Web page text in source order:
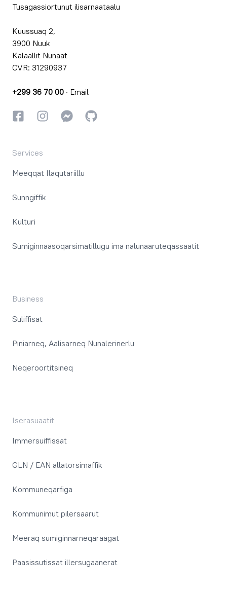
Tusagassiortunut ilisarnaataalu
Kuussuaq 2,
3900 Nuuk
Kalaallit Nunaat
CVR: 31290937
+299 36 70 00 · Email
FacebookkiInstagrammiInstagrammi
GitHub
Services
Meeqqat Ilaqutariillu
Sunngiffik
Kulturi
Sumiginnaasoqarsimatillugu ima nalunaaruteqassaatit
Business
Suliffisat
Piniarneq, Aalisarneq Nunalerinerlu
Neqeroortitsineq
Iserasuaatit
Immersuiffissat
GLN / EAN allatorsimaffik
Kommuneqarfiga
Kommunimut pilersaarut
Meeraq sumiginnarneqaraagat
Paasissutissat illersugaanerat